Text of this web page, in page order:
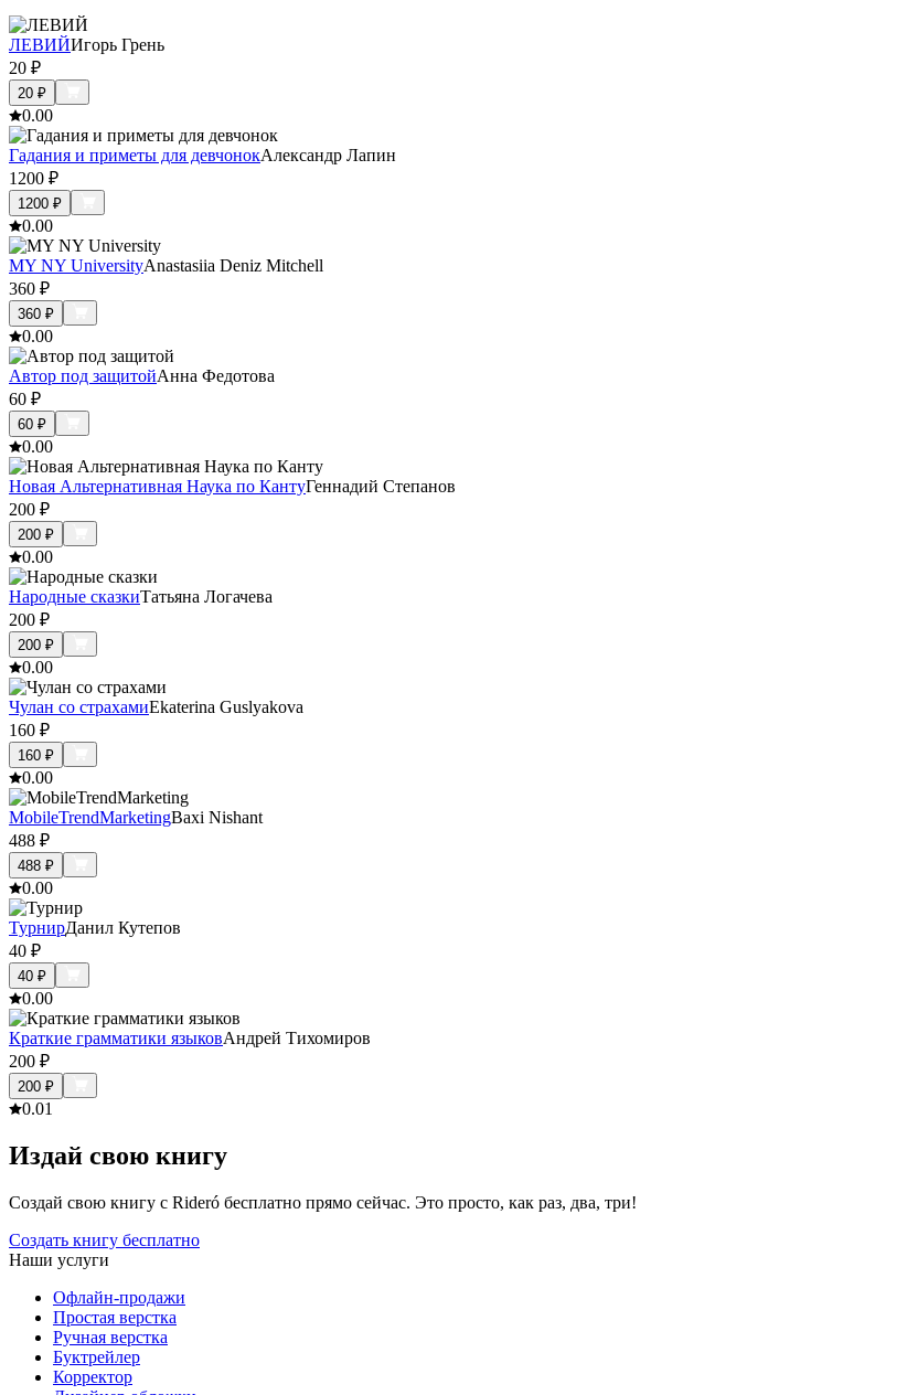
ЛЕВИЙИгорь Грень
20 ₽
20 ₽
0.00
Гадания и приметы для девчонокАлександр Лапин
1200 ₽
1200 ₽
0.00
MY NY UniversityAnastasiia Deniz Mitchell
360 ₽
360 ₽
0.00
Автор под защитойАнна Федотова
60 ₽
60 ₽
0.00
Новая Альтернативная Наука по КантуГеннадий Степанов
200 ₽
200 ₽
0.00
Народные сказкиТатьяна Логачева
200 ₽
200 ₽
0.00
Чулан со страхамиEkaterina Guslyakova
160 ₽
160 ₽
0.00
MobileTrendMarketingBaxi Nishant
488 ₽
488 ₽
0.00
ТурнирДанил Кутепов
40 ₽
40 ₽
0.00
Краткие грамматики языковАндрей Тихомиров
200 ₽
200 ₽
0.01
Издай свою книгу
Создай свою книгу с Rideró бесплатно прямо сейчас. Это просто, как раз, два, три!
Создать книгу бесплатно
Наши услуги
Офлайн-продажи
Простая верстка
Ручная верстка
Буктрейлер
Корректор